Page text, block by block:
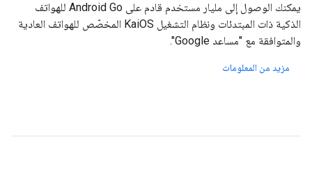
يمكنك الوصول إلى مليار مستخدم قادم على Android Go للهواتف
الذكية ذات المبتدئات ونظام التشغيل KaiOS المخصّص للهواتف العادية
والمتوافقة مع "مساعد Google".
مزيد من المعلومات